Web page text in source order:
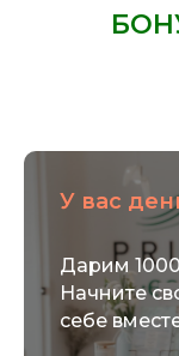
У вас
Дарим
Начните
себе